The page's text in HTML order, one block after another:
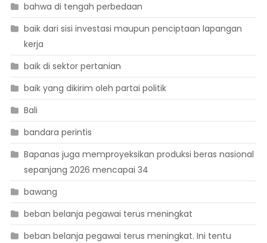
bahwa di tengah perbedaan
baik dari sisi investasi maupun penciptaan lapangan
kerja
baik di sektor pertanian
baik yang dikirim oleh partai politik
Bali
bandara perintis
Bapanas juga memproyeksikan produksi beras nasional
sepanjang 2026 mencapai 34
bawang
beban belanja pegawai terus meningkat
beban belanja pegawai terus meningkat. Ini tentu